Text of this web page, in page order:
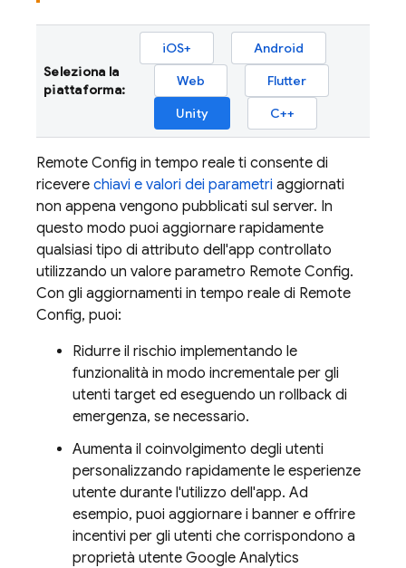
Seleziona la
piattaforma:
iOS+
Android
Web
Flutter
Unity
C++
Remote Config in tempo reale ti consente di
ricevere chiavi e valori dei parametri aggiornati
non appena vengono pubblicati sul server. In
questo modo puoi aggiornare rapidamente
qualsiasi tipo di attributo dell'app controllato
utilizzando un valore parametro Remote Config.
Con gli aggiornamenti in tempo reale di Remote
Config, puoi:
Ridurre il rischio implementando le
funzionalità in modo incrementale per gli
utenti target ed eseguendo un rollback di
emergenza, se necessario.
Aumenta il coinvolgimento degli utenti
personalizzando rapidamente le esperienze
utente durante l'utilizzo dell'app. Ad
esempio, puoi aggiornare i banner e offrire
incentivi per gli utenti che corrispondono a
proprietà utente Google Analytics